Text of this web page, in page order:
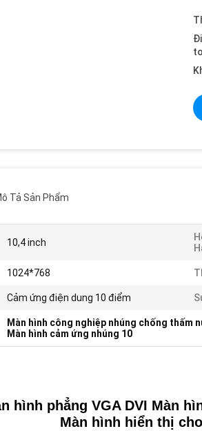
Tả Sản Phẩm
10,4 inch
1024*768
Cảm ứng điện dung 10 điểm
Màn hình công nghiệp nhúng chống thấm
Màn hình cảm ứng nhúng 10
hình phẳng VGA DVI Màn
Màn hình hiển thị